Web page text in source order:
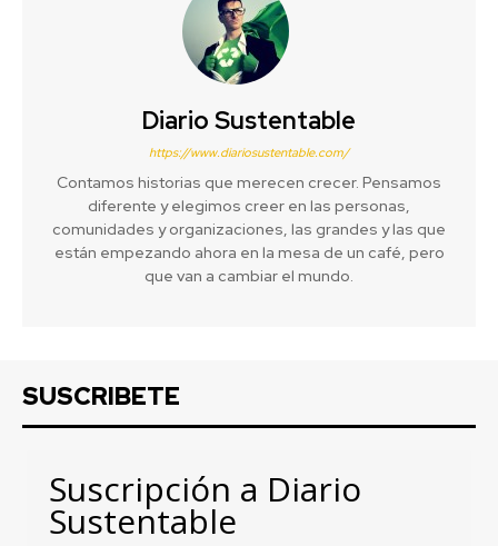
Diario Sustentable
https://www.diariosustentable.com/
Contamos historias que merecen crecer. Pensamos
diferente y elegimos creer en las personas,
comunidades y organizaciones, las grandes y las que
están empezando ahora en la mesa de un café, pero
que van a cambiar el mundo.
SUSCRIBETE
Suscripción a Diario
Sustentable